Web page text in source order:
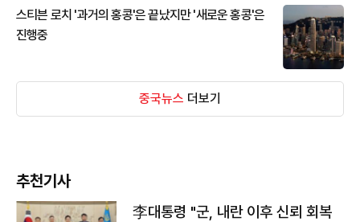
스티븐 로치 '과거의 홍콩'은 끝났지만 '새로운 홍콩'은
진행중
중국뉴스 더보기
추천기사
李대통령 "군, 내란 이후 신뢰 회복